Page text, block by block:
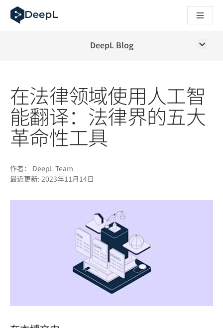
DeepL 人工智能智能体
DeepL Translation Flow：针对关键应用场景和集成的新型
How we brought Swiss German to DeepL
了解 Translation Flow：面向所有需要此类服务的团队，
从高质量文本翻译到实时语音平台
Building an instantly accessible voice demo with DeepL
DeepL Blog
在法律领域使用人工智
能翻译：法律界的五大
革命性工具
作者：
DeepL Team
最近更新: 2023年11月14日